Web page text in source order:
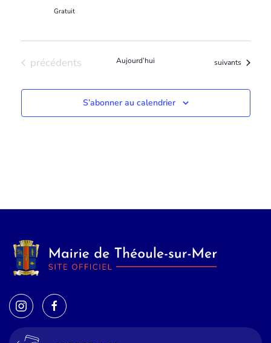
Gratuit
Évènements
précédents Aujourd’hui Évènements
suivants
S’abonner au calendrier